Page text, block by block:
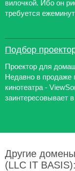
вилочкой. Ибо он
требуется
Подбор
Проектор для
Недавно в продаже
кинотеатра -
заинтересовывает
Другие домены
(LLC IT BASIS):